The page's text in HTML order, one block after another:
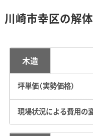
場所が多く、4ト
れない現場も珍
費用への影響：
重機が使えず人
ため、工期が延
南加瀬エリアの
車で廃材を大通
「小運搬（ピスト
川崎市幸区の解
木造